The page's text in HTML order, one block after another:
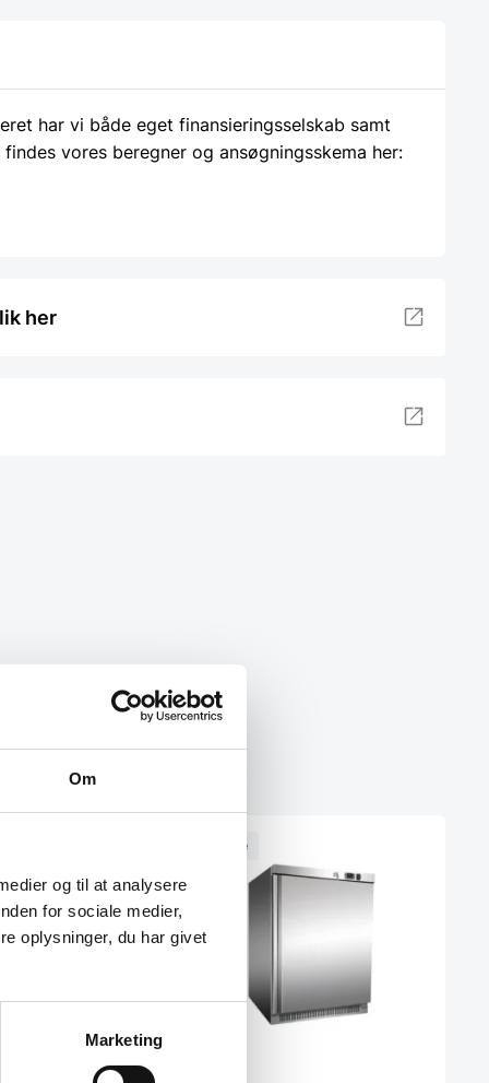
Om
og til at analysere
for sociale medier,
oplysninger, du har givet
Marketing
har vi både eget finansieringsselskab samt
vores beregner og ansøgningsskema her:
her
Til leje